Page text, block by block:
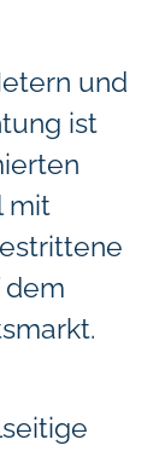
und
ist
mit
dem